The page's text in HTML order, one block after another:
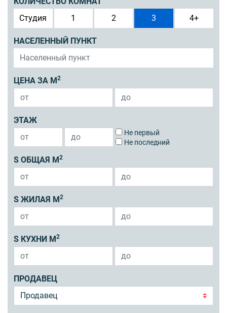
Студия
1 2 3 4+
НАСЕЛЕННЫЙ ПУНКТ
ЦЕНА ЗА М 2
ЭТАЖ
Не первый
Не последний
S ОБЩАЯ М 2
S ЖИЛАЯ М 2
S КУХНИ М 2
ПРОДАВЕЦ